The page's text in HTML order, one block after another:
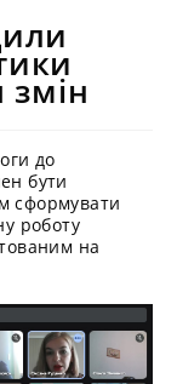
до
бути
сформувати
роботу
на